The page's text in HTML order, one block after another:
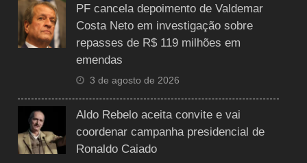
PF cancela depoimento de Valdemar
Costa Neto em investigação sobre
repasses de R$ 119 milhões em
emendas
3 de agosto de 2026
Aldo Rebelo aceita convite e vai
coordenar campanha presidencial de
Ronaldo Caiado